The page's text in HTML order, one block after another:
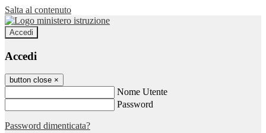
Salta al contenuto
Accedi
Accedi
button close ×
Nome Utente
Password
Password dimenticata?